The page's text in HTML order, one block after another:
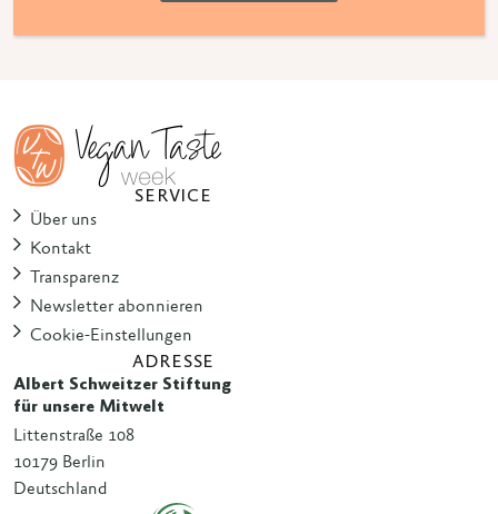
SERVICE
Über uns
Kontakt
Transparenz
Newsletter abonnieren
Cookie-Einstellungen
ADRESSE
Albert Schweitzer Stiftung
für unsere Mitwelt
Littenstraße 108
10179 Berlin
Deutschland